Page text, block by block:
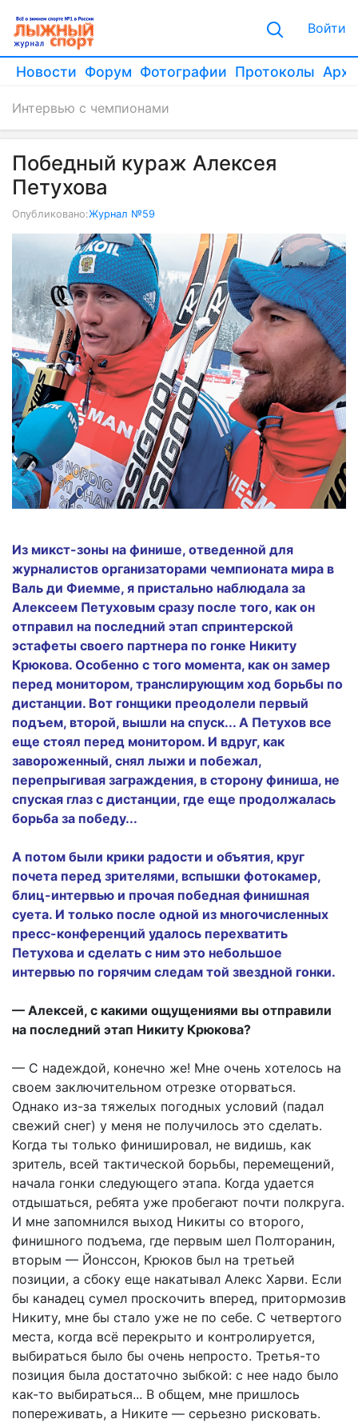
Войти
Новости Форум Фотографии Протоколы
Интервью с чемпионами
Победный кураж Алексея
Петухова
Опубликовано:Журнал №59
Из микст-зоны на финише, отведенной для
журналистов организаторами чемпионата мира в
Валь ди Фиемме, я пристально наблюдала за
Алексеем Петуховым сразу после того, как он
отправил на последний этап спринтерской
эстафеты своего партнера по гонке Никиту
Крюкова. Особенно с того момента, как он замер
перед монитором, транслирующим ход борьбы по
дистанции. Вот гонщики преодолели первый
подъем, второй, вышли на спуск... А Петухов все
еще стоял перед монитором. И вдруг, как
завороженный, снял лыжи и побежал,
перепрыгивая заграждения, в сторону финиша, не
спуская глаз с дистанции, где еще продолжалась
борьба за победу...
А потом были крики радости и объятия, круг
почета перед зрителями, вспышки фотокамер,
блиц-интервью и прочая победная финишная
суета. И только после одной из многочисленных
пресс-конференций удалось перехватить
Петухова и сделать с ним это небольшое
интервью по горячим следам той звездной гонки.
— Алексей, с какими ощущениями вы отправили
на последний этап Никиту Крюкова?
— С надеждой, конечно же! Мне очень хотелось на
своем заключительном отрезке оторваться.
Однако из-за тяжелых погодных условий (падал
свежий снег) у меня не получилось это сделать.
Когда ты только финишировал, не видишь, как
зритель, всей тактической борьбы, перемещений,
начала гонки следующего этапа. Когда удается
отдышаться, ребята уже пробегают почти полкруга.
И мне запомнился выход Никиты со второго,
финишного подъема, где первым шел Полторанин,
вторым — Йонссон, Крюков был на третьей
позиции, а сбоку еще накатывал Алекс Харви. Если
бы канадец сумел проскочить вперед, притормозив
Никиту, мне бы стало уже не по себе. С четвертого
места, когда всё перекрыто и контролируется,
выбираться было бы очень непросто. Третья-то
позиция была достаточно зыбкой: с нее надо было
как-то выбираться... В общем, мне пришлось
попере­жи­вать, а Никите — серьезно рисковать.